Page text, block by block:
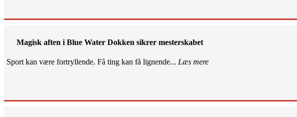
Magisk aften i Blue Water Dokken sikrer mesterskabet
Sport kan være fortryllende. Få ting kan få lignende... Læs mere